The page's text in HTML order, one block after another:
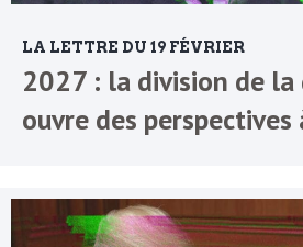
LA LETTRE DU 19 FÉVRIER
2027 : la division de la
ouvre des